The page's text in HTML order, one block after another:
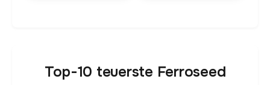
Top-10 teuerste Ferroseed